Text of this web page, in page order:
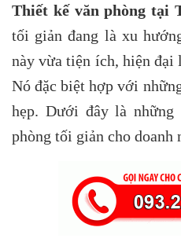
Thiết kế văn phòng tại
tối giản đang là xu
này vừa tiện ích, hiện
Nó đặc biệt hợp với
hẹp. Dưới đây là những
phòng tối giản cho doanh